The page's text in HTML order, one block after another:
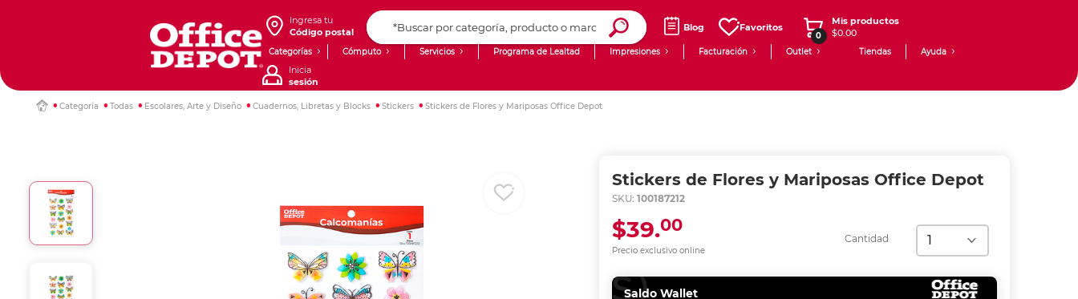
Ingresa tu
Código postal
Blog Favoritos
0
Mis productos
$0.00
Categorías Cómputo Servicios
Venta corporativa
Programa de Lealtad Impresiones Facturación Outlet Tiendas Ayuda
Inicia
sesión
Categoría Todas Escolares, Arte y Diseño Cuadernos, Libretas y Blocks Stickers Stickers de Flores y Mariposas Office Depot
Stickers de Flores y Mariposas Office Depot
SKU: 100187212
Cantidad
Precio exclusivo online
$39.00
Saldo Wallet